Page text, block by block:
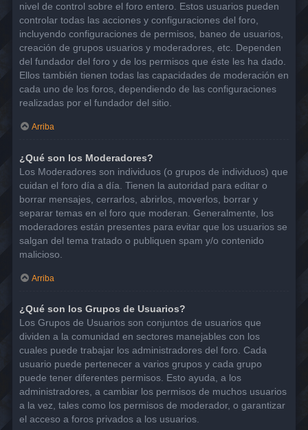
nivel de control sobre el foro entero. Estos usuarios pueden
controlar todas las acciones y configuraciones del foro,
incluyendo configuraciones de permisos, baneo de usuarios,
creación de grupos usuarios y moderadores, etc. Dependen
del fundador del foro y de los permisos que éste les ha dado.
Ellos también tienen todas las capacidades de moderación en
cada uno de los foros, dependiendo de las configuraciones
realizadas por el fundador del sitio.
Arriba
¿Qué son los Moderadores?
Los Moderadores son individuos (o grupos de individuos) que
cuidan el foro día a día. Tienen la autoridad para editar o
borrar mensajes, cerrarlos, abrirlos, moverlos, borrar y
separar temas en el foro que moderan. Generalmente, los
moderadores están presentes para evitar que los usuarios se
salgan del tema tratado o publiquen spam y/o contenido
malicioso.
Arriba
¿Qué son los Grupos de Usuarios?
Los Grupos de Usuarios son conjuntos de usuarios que
dividen a la comunidad en sectores manejables con los
cuales puede trabajar los administradores del foro. Cada
usuario puede pertenecer a varios grupos y cada grupo
puede tener diferentes permisos. Esto ayuda, a los
administradores, a cambiar los permisos de muchos usuarios
a la vez, tales como los permisos de moderador, o garantizar
el acceso a foros privados a los usuarios.